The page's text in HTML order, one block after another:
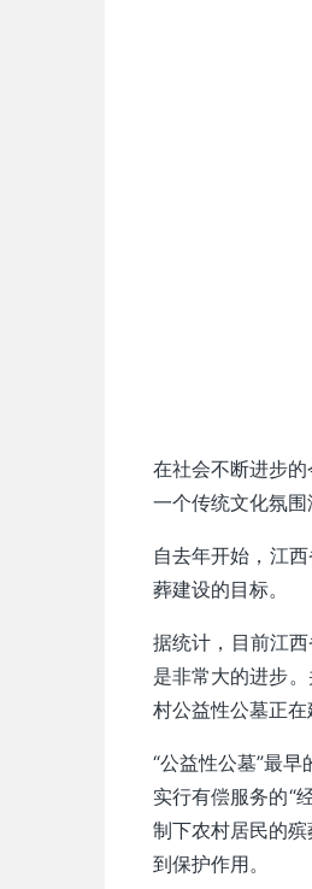
在社会不断进步
一个传统文化氛围
自去年开始，江
葬建设的目标。
据统计，目前江
是非常大的进步
村公益性公墓正在
“公益性公墓”最
实行有偿服务的“
制下农村居民的
到保护作用。